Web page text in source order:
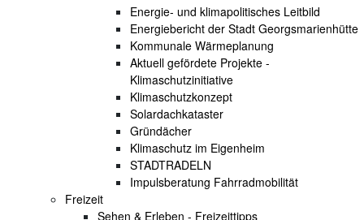
Energie- und klimapolitisches Leitbild
Energiebericht der Stadt Georgsmarienhütte
Kommunale Wärmeplanung
Aktuell gefördete Projekte -
Klimaschutzinitiative
Klimaschutzkonzept
Solardachkataster
Gründächer
Klimaschutz im Eigenheim
STADTRADELN
Impulsberatung Fahrradmobilität
Freizeit
Sehen & Erleben - Freizeittipps